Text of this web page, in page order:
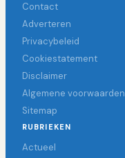
Contact
Adverteren
Privacybeleid
Cookiestatement
Disclaimer
Algemene voorwaarden
Sitemap
RUBRIEKEN
Actueel